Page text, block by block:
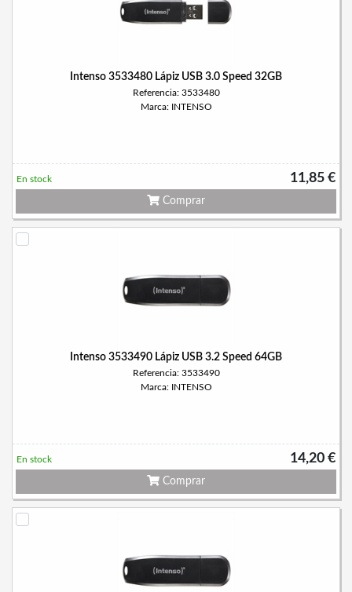
Intenso 3533480 Lápiz USB 3.0 Speed 32GB
Referencia: 3533480
Marca: INTENSO
11,85 €
En stock
Comprar
Intenso 3533490 Lápiz USB 3.2 Speed 64GB
Referencia: 3533490
Marca: INTENSO
14,20 €
En stock
Comprar